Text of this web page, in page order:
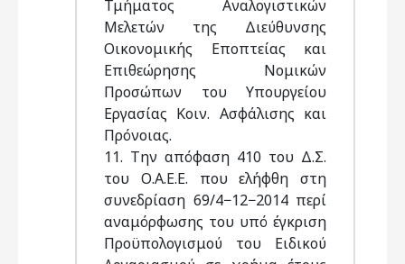
Τμήματος Αναλογιστικών
Μελετών της Διεύθυνσης
Οικονομικής Εποπτείας και
Επιθεώρησης Νομικών
Προσώπων του Υπουργείου
Εργασίας Κοιν. Ασφάλισης και
Πρόνοιας.
11. Την απόφαση 410 του Δ.Σ.
του Ο.Α.Ε.Ε. που ελήφθη στη
συνεδρίαση 69/4−12−2014 περί
αναμόρφωσης του υπό έγκριση
Προϋπολογισμού του Ειδικού